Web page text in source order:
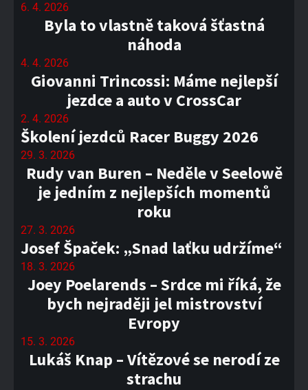
6. 4. 2026
Byla to vlastně taková šťastná
náhoda
4. 4. 2026
Giovanni Trincossi: Máme nejlepší
jezdce a auto v CrossCar
2. 4. 2026
Školení jezdců Racer Buggy 2026
29. 3. 2026
Rudy van Buren – Neděle v Seelowě
je jedním z nejlepších momentů
roku
27. 3. 2026
Josef Špaček: „Snad laťku udržíme“
18. 3. 2026
Joey Poelarends – Srdce mi říká, že
bych nejraději jel mistrovství
Evropy
15. 3. 2026
Lukáš Knap – Vítězové se nerodí ze
strachu